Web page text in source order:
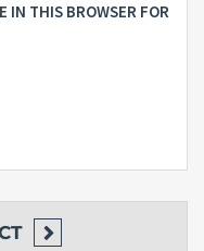
IN THIS BROWSER FOR